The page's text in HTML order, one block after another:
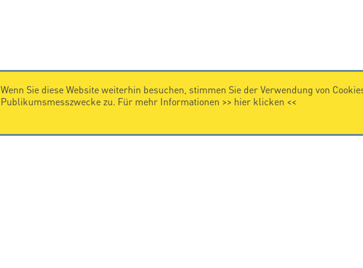
Wenn Sie diese Website weiterhin besuchen, stimmen Sie der Verwendung von
Publikumsmesszwecke zu. Für mehr Informationen >> hier klicken <<